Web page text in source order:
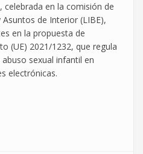
celebrada en la comisión de
Asuntos de Interior (LIBE),
en la propuesta de
(UE) 2021/1232, que regula
sexual infantil en
electrónicas.